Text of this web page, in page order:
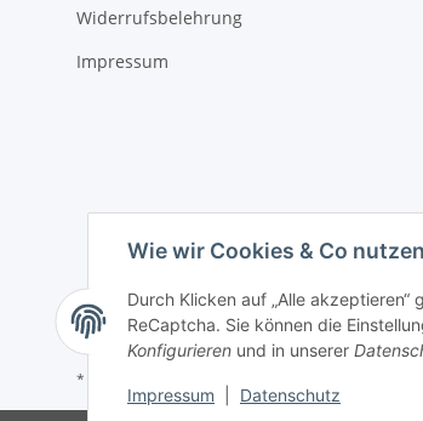
Wie wir Cookies & Co nutzen
Durch Klicken auf „Alle
ReCaptcha. Sie können die
Konfigurieren und in unserer
Impressum Datenschutz
Widerrufsbelehrung
Impressum
* Alle Preise inkl. gesetzlicher USt., zzgl.